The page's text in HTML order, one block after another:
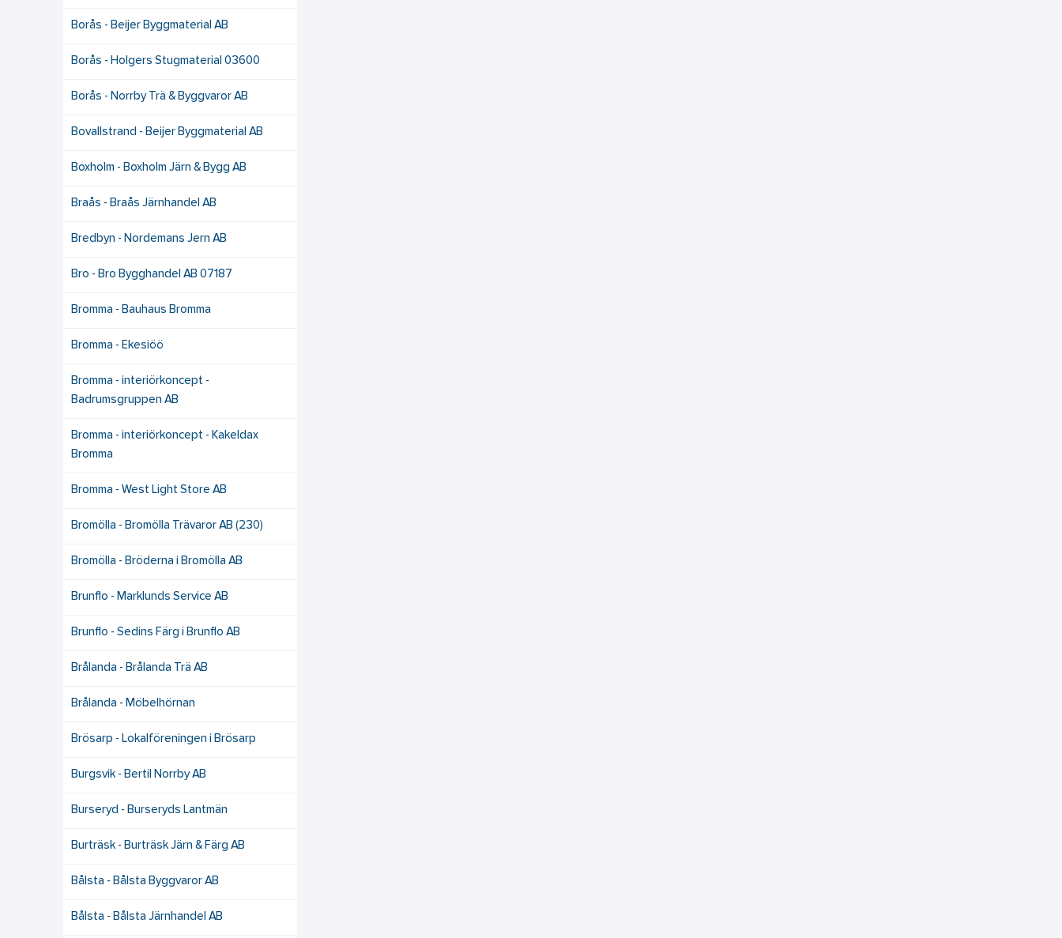
Borås - Beijer Byggmaterial AB
Borås - Holgers Stugmaterial 03600
Borås - Norrby Trä & Byggvaror AB
Bovallstrand - Beijer Byggmaterial AB
Boxholm - Boxholm Järn & Bygg AB
Braås - Braås Järnhandel AB
Bredbyn - Nordemans Jern AB
Bro - Bro Bygghandel AB 07187
Bromma - Bauhaus Bromma
Bromma - Ekesiöö
Bromma - interiörkoncept -
Badrumsgruppen AB
Bromma - interiörkoncept - Kakeldax
Bromma
Bromma - West Light Store AB
Bromölla - Bromölla Trävaror AB (230)
Bromölla - Bröderna i Bromölla AB
Brunflo - Marklunds Service AB
Brunflo - Sedins Färg i Brunflo AB
Brålanda - Brålanda Trä AB
Brålanda - Möbelhörnan
Brösarp - Lokalföreningen i Brösarp
Burgsvik - Bertil Norrby AB
Burseryd - Burseryds Lantmän
Burträsk - Burträsk Järn & Färg AB
Bålsta - Bålsta Byggvaror AB
Bålsta - Bålsta Järnhandel AB